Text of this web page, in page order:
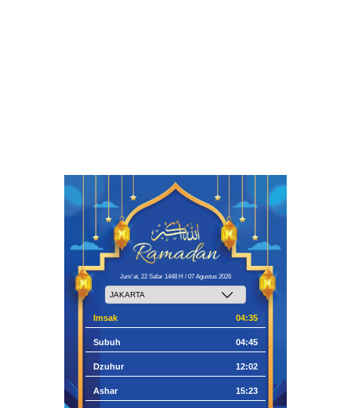
Jum'at, 22 Safar 1448 H / 07 Agustus 2026
Imsak 04:35
Subuh 04:45
Dzuhur 12:02
Ashar 15:23